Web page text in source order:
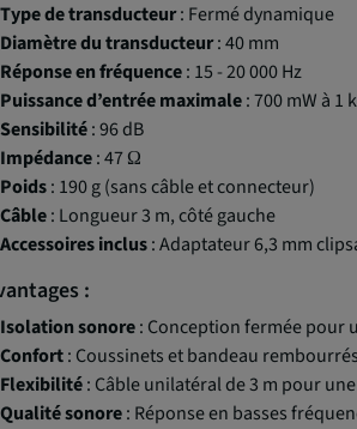
Type de transducteur: Fermé dynamique
Diamètre du transducteur: 40 mm
Réponse en fréquence: 15 - 20 000 Hz
Puissance d’entrée maximale: 700 mW à 1
Sensibilité: 96 dB
Impédance: 47 Ω
Poids: 190 g (sans câble et connecteur)
Câble: Longueur 3 m, côté gauche
Accessoires inclus: Adaptateur 6,3 mm
:
Isolation sonore: Conception fermée pour
Confort: Coussinets et bandeau
Flexibilité: Câble unilatéral de 3 m pour
Qualité sonore: Réponse en basses